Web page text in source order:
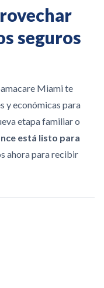
seguros
Miami te
y económicas para
etapa familiar o
está listo para
ahora para recibir